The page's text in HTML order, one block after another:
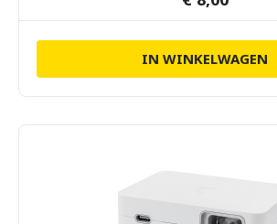
IN WINKELWAGEN